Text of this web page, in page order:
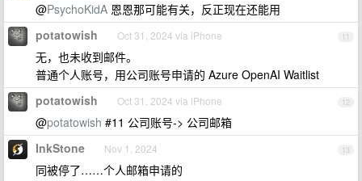
@PsychoKidA 恩恩那可能有关，反正现在还能用
11
potatowish Oct 31, 2024 via iPhone
无，也未收到邮件。
普通个人账号，用公司账号申请的 Azure OpenAI Waitlist
12
potatowish Oct 31, 2024 via iPhone
@potatowish #11 公司账号-> 公司邮箱
13
InkStone Nov 1, 2024
同被停了……个人邮箱申请的